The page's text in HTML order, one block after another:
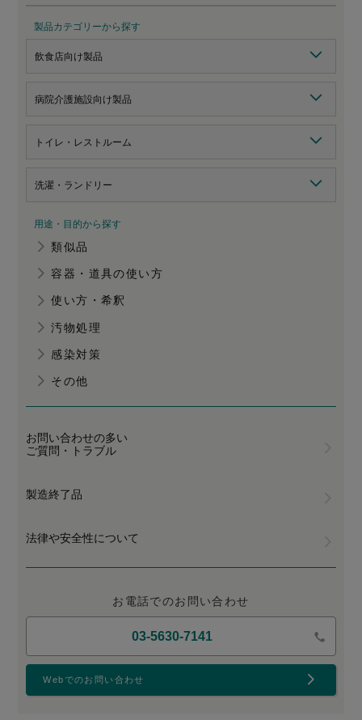
製品カテゴリーから探す
飲食店向け製品
病院介護施設向け製品
トイレ・レストルーム
洗濯・ランドリー
用途・目的から探す
類似品
容器・道具の使い方
使い方・希釈
汚物処理
感染対策
その他
お問い合わせの多い
ご質問・トラブル
製造終了品
法律や安全性について
お電話でのお問い合わせ
03-5630-7141
Webでのお問い合わせ